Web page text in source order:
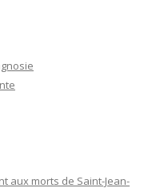
aux morts de Saint-Jean-